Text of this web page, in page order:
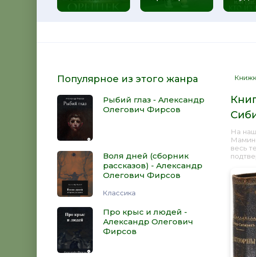
Популярное из этого жанра
Рыбий глаз - Александр
Олегович Фирсов
Воля дней (сборник
рассказов) - Александр
Олегович Фирсов
Классика
Про крыс и людей -
Александр Олегович
Фирсов
На
весь